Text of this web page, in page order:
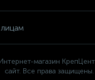
магазин
сайт. Все права защищены.